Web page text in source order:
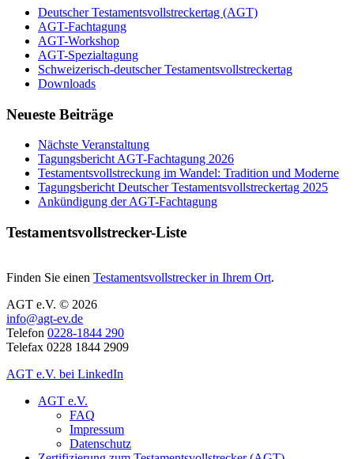
Deutscher Testamentsvollstreckertag (AGT)
AGT-Fachtagung
AGT-Workshop
AGT-Spezialtagung
Schweizerisch-deutscher Testamentsvollstreckertag
Downloads
Neueste Beiträge
Nächste Veranstaltung
Tagungsbericht AGT-Fachtagung 2026
Testamentsvollstreckung im Wandel: Tradition und Moderne
Tagungsbericht Deutscher Testamentsvollstreckertag 2025
Ankündigung der AGT-Fachtagung
Testamentsvollstrecker-Liste
Finden Sie einen Testamentsvollstrecker in Ihrem Ort.
AGT e.V. © 2026
info@agt-ev.de
Telefon 0228-1844 290
Telefax 0228 1844 2909
AGT e.V. bei LinkedIn
AGT e.V.
FAQ
Impressum
Datenschutz